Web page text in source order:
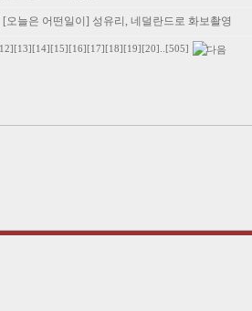
[오늘은 어떤일이] 성유리, 네덜란드로 화보촬영
[13] [14] [15] [16] [17] [18] [19] [20] [505]